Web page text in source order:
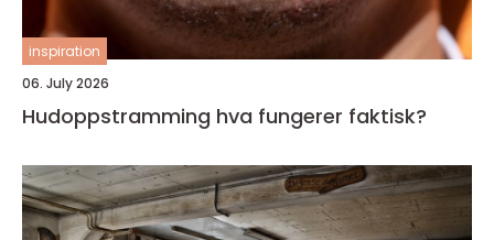
inspiration
06. July 2026
Hudoppstramming hva fungerer faktisk?